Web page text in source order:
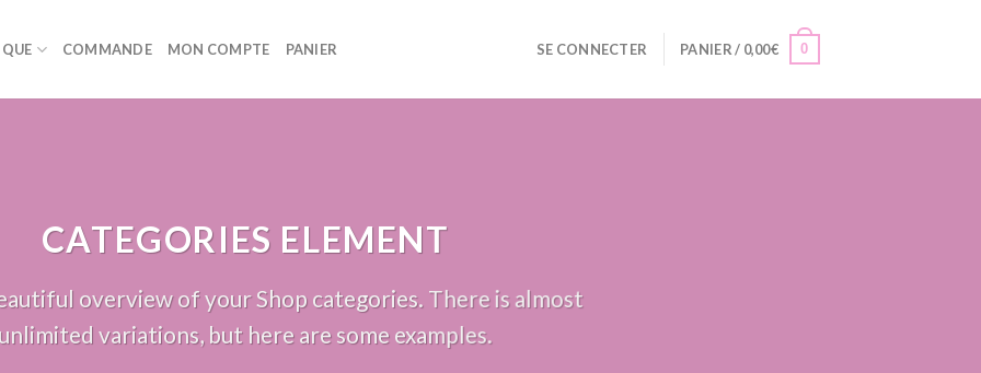
COMMANDE MON COMPTE PANIER SE CONNECTER PANIER / 0,00€ 0
CATEGORIES ELEMENT
overview of your Shop categories. There is almost
variations, but here are some examples.